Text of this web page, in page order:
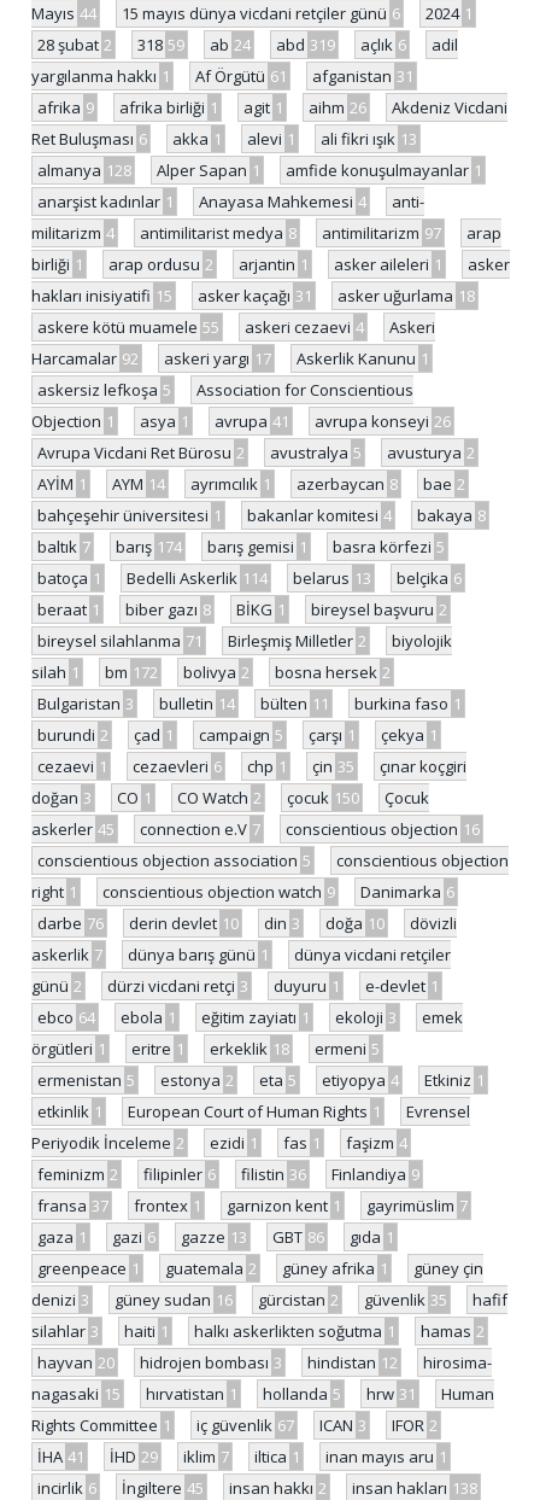
Mayıs 44 15 mayıs dünya vicdani retçiler günü 6 2024 1
28 şubat 2 318 59 ab 24 abd 319 açlık 6
adil
yargılanma hakkı 1 Af Örgütü 61 afganistan 31
afrika 9 afrika birliği 1 agit 1 aihm 26
Akdeniz Vicdani
Ret Buluşması 6 akka 1 alevi 1 ali fikri ışık 13
almanya 128 Alper Sapan 1 amfide konuşulmayanlar 1
anarşist kadınlar 1 Anayasa Mahkemesi 4
anti-
militarizm 4 antimilitarist medya 8 antimilitarizm 97
arap
birliği 1 arap ordusu 2 arjantin 1 asker aileleri 1
asker
hakları inisiyatifi 15 asker kaçağı 31 asker uğurlama 18
askere kötü muamele 55 askeri cezaevi 4
Askeri
Harcamalar 92 askeri yargı 17 Askerlik Kanunu 1
askersiz lefkoşa 5
Association for Conscientious
Objection 1 asya 1 avrupa 41 avrupa konseyi 26
Avrupa Vicdani Ret Bürosu 2 avustralya 5 avusturya 2
AYİM 1 AYM 14 ayrımcılık 1 azerbaycan 8 bae 2
bahçeşehir üniversitesi 1 bakanlar komitesi 4 bakaya 8
baltık 7 barış 174 barış gemisi 1 basra körfezi 5
batoça 1 Bedelli Askerlik 114 belarus 13 belçika 6
beraat 1 biber gazı 8 BİKG 1 bireysel başvuru 2
bireysel silahlanma 71 Birleşmiş Milletler 2
biyolojik
silah 1 bm 172 bolivya 2 bosna hersek 2
Bulgaristan 3 bulletin 14 bülten 11 burkina faso 1
burundi 2 çad 1 campaign 5 çarşı 1 çekya 1
cezaevi 1 cezaevleri 6 chp 1 çin 35
çınar koçgiri
doğan 3 CO 1 CO Watch 2 çocuk 150
Çocuk
askerler 45 connection e.V 7 conscientious objection 16
conscientious objection association 5
conscientious objection
right 1 conscientious objection watch 9 Danimarka 6
darbe 76 derin devlet 10 din 3 doğa 10
dövizli
askerlik 7 dünya barış günü 1
dünya vicdani retçiler
günü 2 dürzi vicdani retçi 3 duyuru 1 e-devlet 1
ebco 64 ebola 1 eğitim zayiatı 1 ekoloji 3
emek
örgütleri 1 eritre 1 erkeklik 18 ermeni 5
ermenistan 5 estonya 2 eta 5 etiyopya 4 Etkiniz 1
etkinlik 1 European Court of Human Rights 1
Evrensel
Periyodik İnceleme 2 ezidi 1 fas 1 faşizm 4
feminizm 2 filipinler 6 filistin 36 Finlandiya 9
fransa 37 frontex 1 garnizon kent 1 gayrimüslim 7
gaza 1 gazi 6 gazze 13 GBT 86 gıda 1
greenpeace 1 guatemala 2 güney afrika 1
güney çin
denizi 3 güney sudan 16 gürcistan 2 güvenlik 35
hafif
silahlar 3 haiti 1 halkı askerlikten soğutma 1 hamas 2
hayvan 20 hidrojen bombası 3 hindistan 12
hirosima-
nagasaki 15 hırvatistan 1 hollanda 5 hrw 31
Human
Rights Committee 1 iç güvenlik 67 ICAN 3 IFOR 2
İHA 41 İHD 29 iklim 7 iltica 1 inan mayıs aru 1
incirlik 6 İngiltere 45 insan hakkı 2 insan hakları 138